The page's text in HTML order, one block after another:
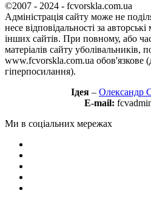
©2007 - 2024 - fcvorskla.com.ua
Адміністрація сайту може не
несе відповідальності за
інших сайтів. При повному, або
матеріалів сайту уболівальників,
www.fcvorskla.com.ua обов'язкове
гіперпосилання).
Ідея – Олександр
E-mail:
Ми в соціальних мережах